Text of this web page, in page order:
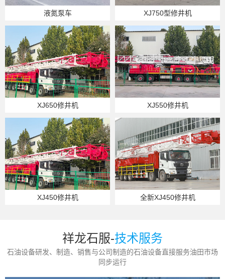
液氮泵车 XJ750型修井机
XJ650修井机 XJ550修井机
XJ450修井机 全新XJ450修井机
祥龙石服-技术服务
石油设备研发、制造、销售与公司制造的石油设备直接服务油田市场
同步运行